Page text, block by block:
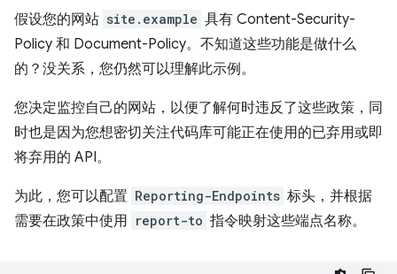
假设您的网站 site.example 具有 Content-Security-
Policy 和 Document-Policy。不知道这些功能是做什么
的？没关系，您仍然可以理解此示例。
您决定监控自己的网站，以便了解何时违反了这些政策，同
时也是因为您想密切关注代码库可能正在使用的已弃用或即
将弃用的 API。
为此，您可以配置 Reporting-Endpoints 标头，并根据
需要在政策中使用 report-to 指令映射这些端点名称。